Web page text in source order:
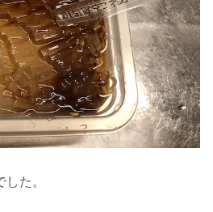
した。